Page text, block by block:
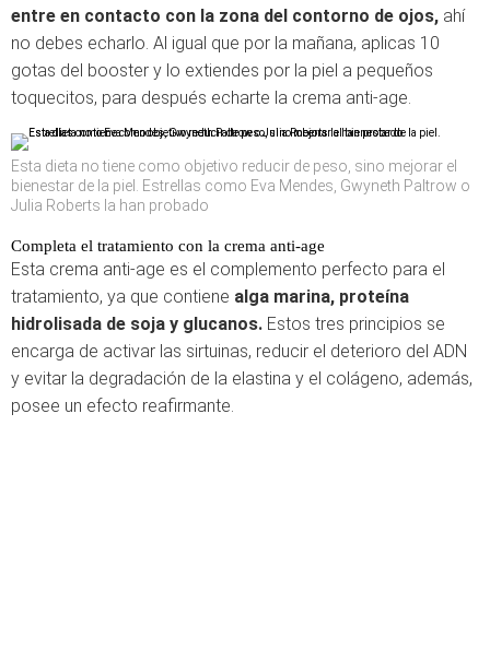
entre en contacto con la zona del contorno de ojos, ahí
no debes echarlo. Al igual que por la mañana, aplicas 10
gotas del booster y lo extiendes por la piel a pequeños
toquecitos, para después echarte la crema anti-age.
Esta dieta no tiene como objetivo reducir de peso, sino mejorar el
bienestar de la piel. Estrellas como Eva Mendes, Gwyneth Paltrow o
Julia Roberts la han probado
Completa el tratamiento con la crema anti-age
Esta crema anti-age es el complemento perfecto para el
tratamiento, ya que contiene alga marina, proteína
hidrolisada de soja y glucanos. Estos tres principios se
encarga de activar las sirtuinas, reducir el deterioro del ADN
y evitar la degradación de la elastina y el colágeno, además,
posee un efecto reafirmante.